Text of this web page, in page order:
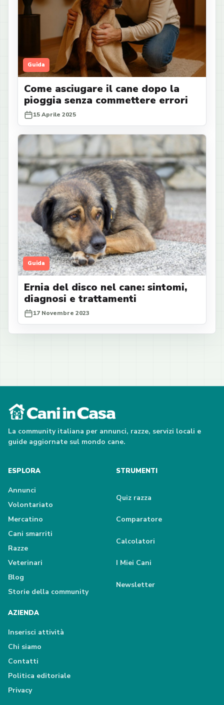
Guida
Come asciugare il cane dopo la
pioggia senza commettere errori
15 Aprile 2025
Guida
Ernia del disco nel cane: sintomi,
diagnosi e trattamenti
17 Novembre 2023
La community italiana per annunci, razze, servizi locali e
guide aggiornate sul mondo cane.
ESPLORA
Annunci
Volontariato
Mercatino
Cani smarriti
Razze
Veterinari
Blog
Storie della community
STRUMENTI
Quiz razza
Comparatore
Calcolatori
I Miei Cani
Newsletter
AZIENDA
Inserisci attività
Chi siamo
Contatti
Politica editoriale
Privacy